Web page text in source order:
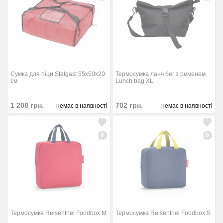
Сумка для піци Stalgast 55x50x20
см
1 208 грн. немає в наявності
Термосумка ланч бег з ременем
Lunch bag XL
702 грн. немає в наявності
0
Термосумка Reisenthel Foodbox M
0
Термосумка Reisenthel Foodbox S